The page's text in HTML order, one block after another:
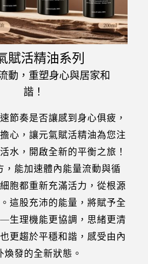
賦活精油系列
動，重塑身心與居家和
諧！
節奏是否讓感到身心俱疲，
心，讓元氣賦活精油為您注
水，開啟全新的平衡之旅！
，能加速體內能量流動與循
胞都重新充滿活力，從根源
這股充沛的能量，將賦予全
生理機能更協調，思緒更清
更趨於平穩和諧，感受由內
煥發的全新狀態。